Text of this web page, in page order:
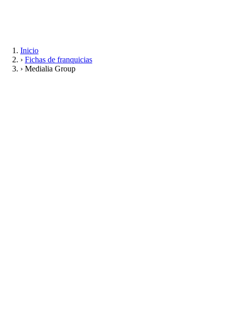
Inicio
› Fichas de franquicias
› Medialia Group